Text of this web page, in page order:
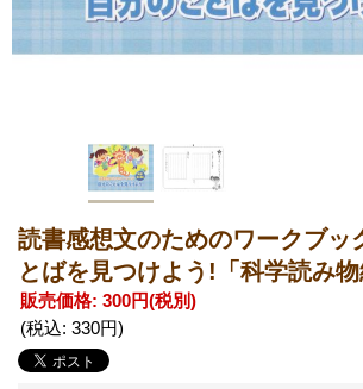
読書感想文のためのワークブ
とばを見つけよう!「科学読み物
販売価格: 300円(税別)
(税込: 330円)